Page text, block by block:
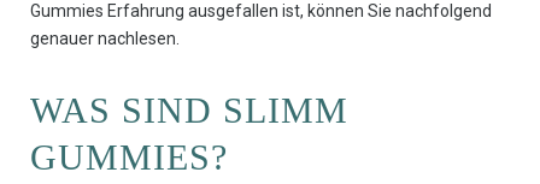
Gummies Erfahrung ausgefallen ist, können Sie nachfolgend
genauer nachlesen.
WAS SIND SLIMM
GUMMIES?